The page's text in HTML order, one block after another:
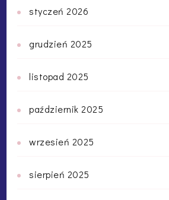
styczeń 2026
grudzień 2025
listopad 2025
październik 2025
wrzesień 2025
sierpień 2025